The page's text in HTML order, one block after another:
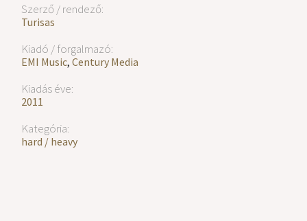
Szerző / rendező:
Turisas
Kiadó / forgalmazó:
EMI Music,Century Media
Kiadás éve:
2011
Kategória:
hard / heavy